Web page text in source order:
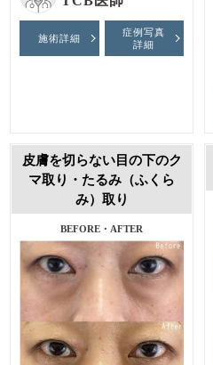
施術詳細
症例写真
詳細
皮膚を切らない目の下のク
マ取り・たるみ（ふくら
み）取り
BEFORE・AFTER